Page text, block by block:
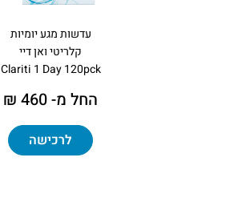
עדשות מגע יומיות
קלריטי ואן דיי
Clariti 1 Day 120pck
החל מ- 460 ₪
לרכישה